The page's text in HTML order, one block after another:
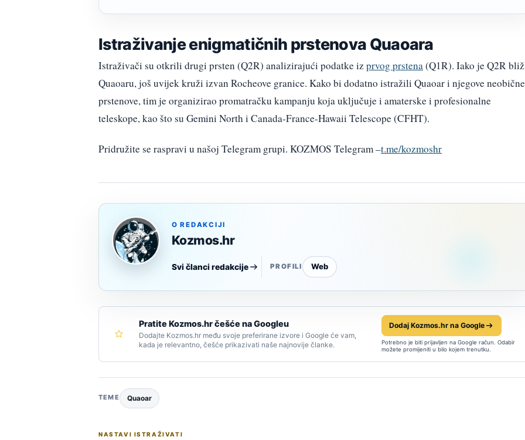
Istraživanje enigmatičnih prstenova Quaoara
Istraživači su otkrili drugi prsten (Q2R) analizirajući podatke izprvog prstena(Q1R). Iako je Q2R
Quaoaru, još uvijek kruži izvan Rocheove granice. Kako bi dodatno istražili Quaoar i njegove neobične
prstenove, tim je organizirao promatračku kampanju koja uključuje i amaterske i profesionalne
teleskope, kao što su Gemini North i Canada-France-Hawaii Telescope (CFHT).
Pridružite se raspravi u našoj Telegram grupi. KOZMOS Telegram –t.me/kozmoshr
O REDAKCIJI
Kozmos.hr
Svi članci redakcije PROFILI Web
Pratite Kozmos.hr češće na Googleu
Dodajte Kozmos.hr među svoje preferirane izvore i Google će vam,
kada je relevantno, češće prikazivati naše najnovije članke.
Dodaj Kozmos.hr na Google
Potrebno je biti prijavljen na Google račun. Odabir
možete promijeniti u bilo kojem trenutku.
TEME Quaoar
NASTAVI ISTRAŽIVATI